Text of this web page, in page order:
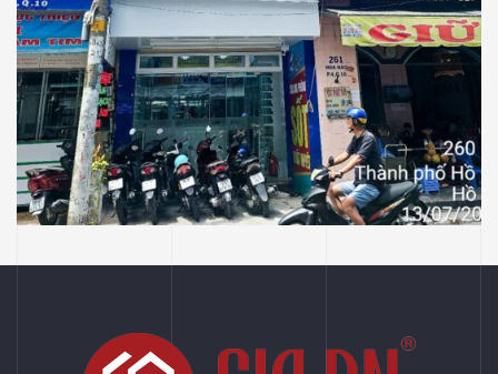
NHÀ THUỐC LONG CHÂU
Thiết Kế Thi Công Công Trình Nhà Thuốc